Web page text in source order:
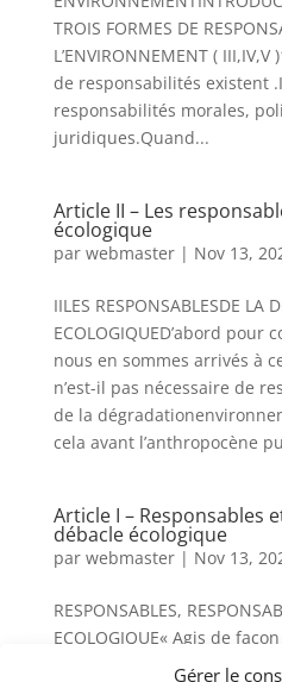
Gérer le
TROIS FORMES DE
L’ENVIRONNEMENT (
de responsabilités existent
responsabilités morales,
juridiques.Quand...
Article II – Les
écologique
par webmaster| Nov 13,
IILES RESPONSABLESDE LA
ECOLOGIQUED’abord
nous en sommes arrivés à
n’est-il pas nécessaire de
de la
cela avant l’anthropocène
Article I – Responsables
débacle écologique
par webmaster| Nov 13,
RESPONSABLES,
ECOLOGIQUE« Agis de
action soient compatibles